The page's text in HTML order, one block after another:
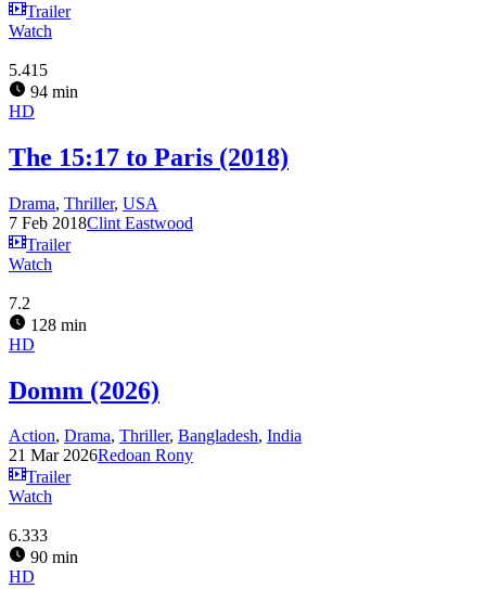
Trailer
Watch
5.415
94 min
HD
The 15:17 to Paris (2018)
Drama, Thriller, USA
7 Feb 2018Clint Eastwood
Trailer
Watch
7.2
128 min
HD
Domm (2026)
Action, Drama, Thriller, Bangladesh, India
21 Mar 2026Redoan Rony
Trailer
Watch
6.333
90 min
HD